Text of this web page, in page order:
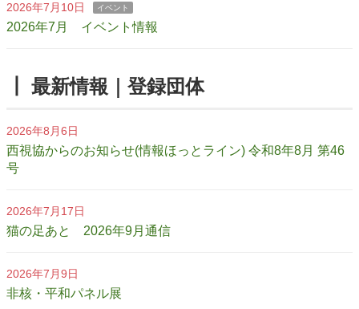
2026年7月10日 イベント
2026年7月 イベント情報
┃ 最新情報｜登録団体
2026年8月6日
西視協からのお知らせ(情報ほっとライン) 令和8年8月 第46
号
2026年7月17日
猫の足あと 2026年9月通信
2026年7月9日
非核・平和パネル展